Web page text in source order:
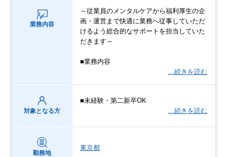
業務内容
～従業員のメンタルケアから福利厚生の企
画・運営まで快適に業務へ従事していただ
けるよう総合的なサポートを担当していた
だきます～
■業務内容
…続きを読む
対象となる方
■未経験・第二新卒OK
…続きを読む
勤務地
東京都